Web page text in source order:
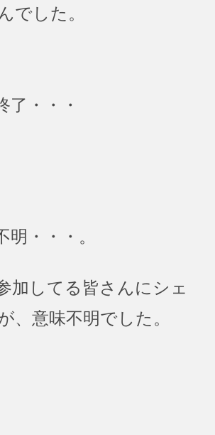
でした。
了・・・
明・・・。
加してる皆さんにシェ
、意味不明でした。